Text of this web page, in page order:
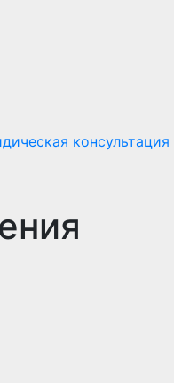
консультация